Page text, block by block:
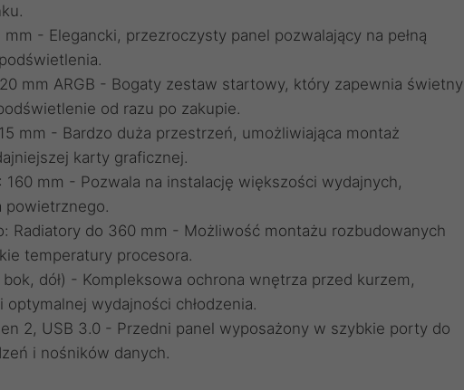
- Elegancki, przezroczysty panel pozwalający na pełną
mm ARGB - Bogaty zestaw startowy, który zapewnia świetny
od razu po zakupie.
mm - Bardzo duża przestrzeń, umożliwiająca montaż
karty graficznej.
160 mm - Pozwala na instalację większości wydajnych,
powietrznego.
Radiatory do 360 mm - Możliwość montażu rozbudowanych
temperatury procesora.
dół) - Kompleksowa ochrona wnętrza przed kurzem,
wydajności chłodzenia.
2, USB 3.0 - Przedni panel wyposażony w szybkie porty do
i nośników danych.